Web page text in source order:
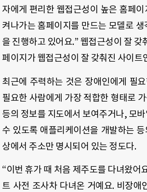
자에게 편리한 웹접근성이 높은 홈페
켜나가는 홈페이지를 만드는 모델로
을 진행하고 있어요.” 웹접근성이 잘
페이지가 웹접근성이 잘 갖춰진 사이트
최근에 주력하는 것은 장애인에게 필
필요한 사람에게 가장 적합한 형태로
등의 정보를 지도에서 보여주거나, 모
수 있도록 애플리케이션을 개발하는
상에서 주소만 명시되어 있는 정도다.
“이번 휴가 때 처음 제주도를 다녀왔어
트 사전 조사차 다녀온 거예요. 비장애